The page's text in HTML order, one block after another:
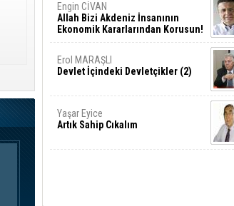
Engin CİVAN
Allah Bizi Akdeniz İnsanının
Ekonomik Kararlarından Korusun!
Erol MARAŞLI
Devlet İçindeki Devletçikler (2)
Yaşar Eyice
Artık Sahip Cıkalım